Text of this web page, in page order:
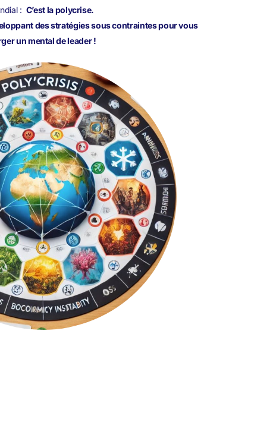
: C’est la polycrise.
des stratégies sous contraintes pour vous
un mental de leader !